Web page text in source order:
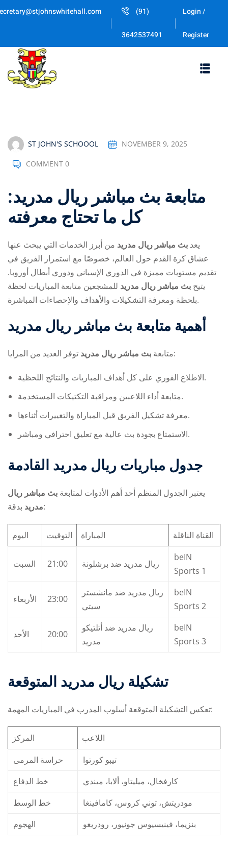
Skip
(91)
3642537491
Login /
Register
ST JOHN'S SCHOOOL NOVEMBER 9, 2025
COMMENT 0
متابعة بث مباشر ريال مدريد:
كل ما تحتاج معرفته
يعد بث مباشر ريال مدريد من أبرز الخدمات التي يبحث عنها
عشاق كرة القدم حول العالم، خصوصًا مع استمرار الفريق في
تقديم مستويات مميزة في الدوري الإسباني ودوري أبطال أوروبا.
يتيح بث مباشر ريال مدريد للمشجعين متابعة المباريات لحظة
بلحظة ومعرفة التشكيلات والأهداف والإحصاءات المباشرة.
أهمية متابعة بث مباشر ريال مدريد
متابعة بث مباشر ريال مدريد توفر العديد من المزايا:
الاطلاع الفوري على كل أهداف المباريات والنتائج اللحظية.
متابعة أداء اللاعبين ومراقبة التكتيكات المستخدمة.
معرفة تشكيل الفريق قبل المباراة والتغييرات أثناءها.
الاستمتاع بجودة بث عالية مع تعليق احترافي ومباشر.
جدول مباريات ريال مدريد القادمة
يعتبر الجدول المنظم أحد أهم الأدوات لمتابعة بث مباشر ريال
مدريدبدقة:
اليوم التوقيت المباراة القناة الناقلة
السبت 21:00 ريال مدريد ضد برشلونة
beIN
Sports 1
الأربعاء 23:00
ريال مدريد ضد مانشستر
سيتي
beIN
Sports 2
الأحد 20:00
ريال مدريد ضد أتلتيكو
مدريد
beIN
Sports 3
تشكيلة ريال مدريد المتوقعة
تعكس التشكيلة المتوقعة أسلوب المدرب في المباريات المهمة:
المركز
اللاعب
حراسة المرمى
تيبو كورتوا
خط الدفاع
كارفخال، ميليتاو، ألابا، ميندي
خط الوسط
مودريتش، توني كروس، كامافينغا
الهجوم
بنزيما، فينيسيوس جونيور، رودريغو